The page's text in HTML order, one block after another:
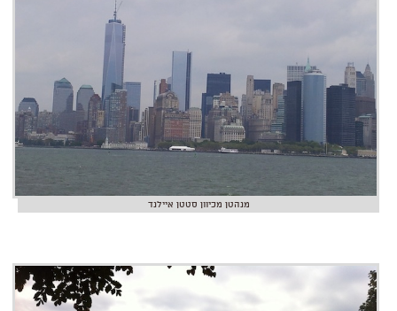
מנהטן מכיוון סטטן איילנד